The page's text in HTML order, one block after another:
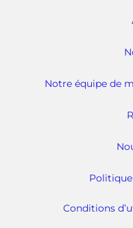
Notre équipe de
Conditions